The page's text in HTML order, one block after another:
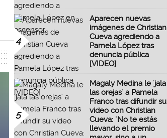
4
Aparecen nuevas
imágenes de Christian
Cueva agrediendo a
Pamela López tras
denuncia pública
[VIDEO]
5
Magaly Medina le 'jala
las orejas' a Pamela
Franco tras difundir su
video con Christian
Cueva: "No te estás
llevando el premio